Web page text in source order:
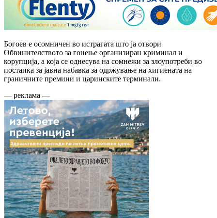
Богоев е осомничен во истрагата што ја отвори
Обвинителството за гонење организиран криминал и
корупција, а која се однесува на сомнежи за злоупотреби во
постапка за јавна набавка за одржување на хигиената на
граничните премини и царинските терминали.
— реклама —